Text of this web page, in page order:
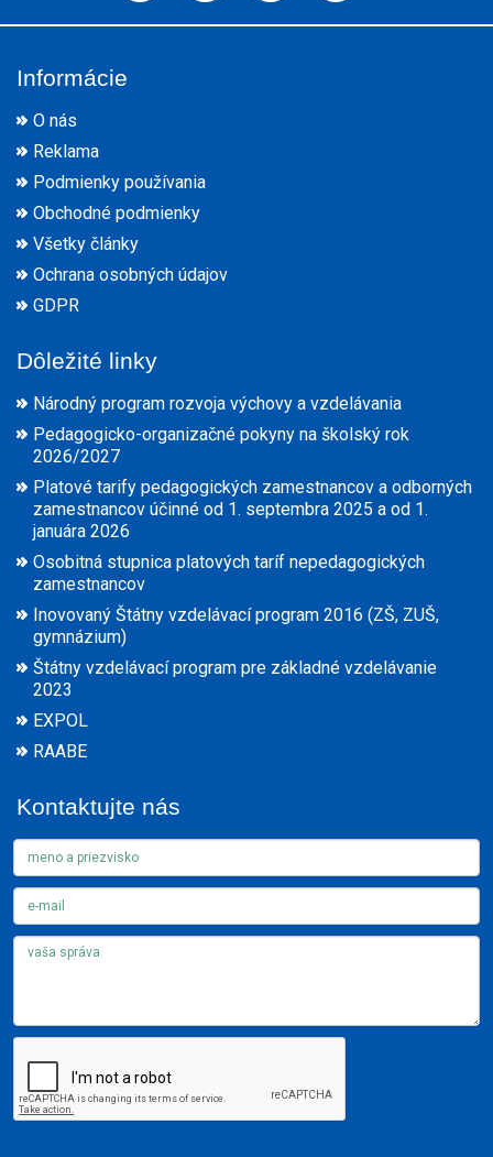
Informácie
O nás
Reklama
Podmienky používania
Obchodné podmienky
Všetky články
Ochrana osobných údajov
GDPR
Dôležité linky
Národný program rozvoja výchovy a vzdelávania
Pedagogicko-organizačné pokyny na školský rok
2026/2027
Platové tarify pedagogických zamestnancov a odborných
zamestnancov účinné od 1. septembra 2025 a od 1.
januára 2026
Osobitná stupnica platových taríf nepedagogických
zamestnancov
Inovovaný Štátny vzdelávací program 2016 (ZŠ, ZUŠ,
gymnázium)
Štátny vzdelávací program pre základné vzdelávanie
2023
EXPOL
RAABE
Kontaktujte nás